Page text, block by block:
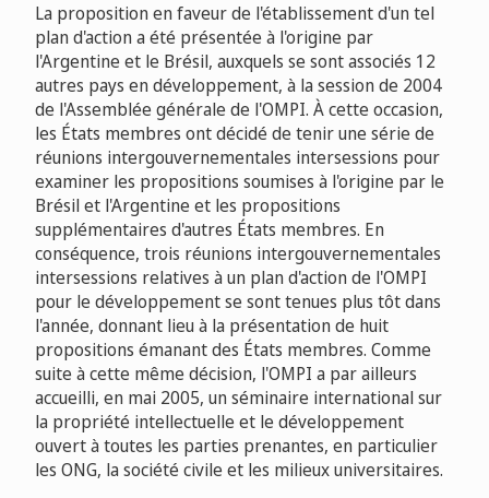
La proposition en faveur de l'établissement d'un tel
plan d'action a été présentée à l'origine par
l'Argentine et le Brésil, auxquels se sont associés 12
autres pays en développement, à la session de 2004
de l'Assemblée générale de l'OMPI. À cette occasion,
les États membres ont décidé de tenir une série de
réunions intergouvernementales intersessions pour
examiner les propositions soumises à l'origine par le
Brésil et l'Argentine et les propositions
supplémentaires d'autres États membres. En
conséquence, trois réunions intergouvernementales
intersessions relatives à un plan d'action de l'OMPI
pour le développement se sont tenues plus tôt dans
l'année, donnant lieu à la présentation de huit
propositions émanant des États membres. Comme
suite à cette même décision, l'OMPI a par ailleurs
accueilli, en mai 2005, un séminaire international sur
la propriété intellectuelle et le développement
ouvert à toutes les parties prenantes, en particulier
les ONG, la société civile et les milieux universitaires.